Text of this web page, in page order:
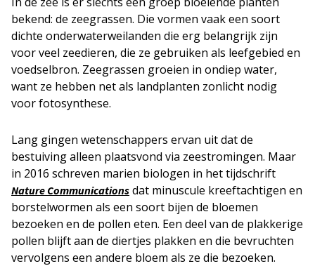
bekend: de zeegrassen. Die vormen vaak een soort
dichte onderwaterweilanden die erg belangrijk zijn
voor veel zeedieren, die ze gebruiken als leefgebied en
voedselbron. Zeegrassen groeien in ondiep water,
want ze hebben net als landplanten zonlicht nodig
voor fotosynthese.
Lang gingen wetenschappers ervan uit dat de
bestuiving alleen plaatsvond via zeestromingen. Maar
in 2016 schreven marien biologen in het tijdschrift
Nature Communications dat minuscule kreeftachtigen en
borstelwormen als een soort bijen de bloemen
bezoeken en de pollen eten. Een deel van de plakkerige
pollen blijft aan de diertjes plakken en die bevruchten
vervolgens een andere bloem als ze die bezoeken.